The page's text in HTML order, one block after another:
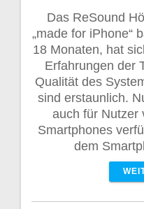
Das ReSound
„made for iPhone“
18 Monaten, hat
Erfahrungen der
Qualität des
sind erstaunlich.
auch für Nutzer
Smartphones
dem